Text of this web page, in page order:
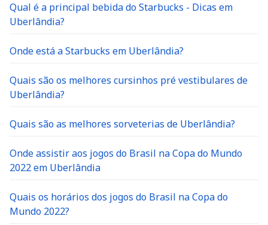
Qual é a principal bebida do Starbucks - Dicas em
Uberlândia?
Onde está a Starbucks em Uberlândia?
Quais são os melhores cursinhos pré vestibulares de
Uberlândia?
Quais são as melhores sorveterias de Uberlândia?
Onde assistir aos jogos do Brasil na Copa do Mundo
2022 em Uberlândia
Quais os horários dos jogos do Brasil na Copa do
Mundo 2022?